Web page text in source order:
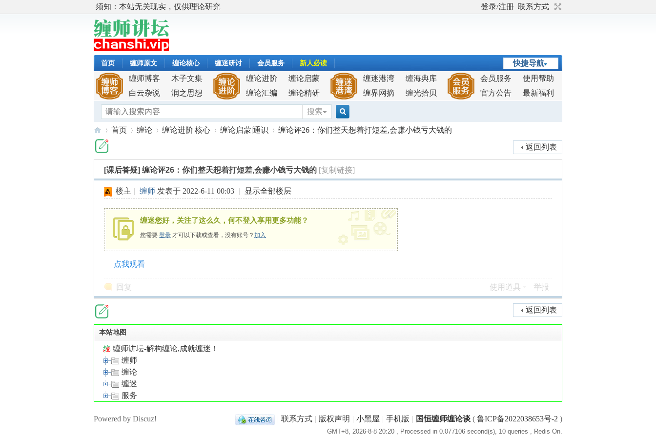
须知：本站无关现实，仅供理论研究 登录/注册 联系方式
快捷导航
首页 缠师原文 缠论核心 缠迷研讨 会员服务 新人必读
缠师博客
木子文集
白云杂说
润之思想
缠论进阶
缠论启蒙
缠论汇编
缠论精研
缠迷港湾
缠海典库
缠界网摘
缠光拾贝
会员服务
使用帮助
官方公告
最新福利
搜索
搜
索
首页
›
缠论
›
缠论进阶|核心
›
缠论启蒙|通识
›
缠论评26：你们整天想着打短差,会赚小钱亏大钱的
返回列表
[课后答疑] 缠论评26：你们整天想着打短差,会赚小钱亏大钱的 [复制链接]
楼主 | 缠师 发表于 2022-6-11 00:03 | 显示全部楼层
缠迷您好，关注了这么久，何不登入享用更多功能？
您需要 登录 才可以下载或查看，没有账号？ 加入
x
点我观看
回复 使用道具 举报
返回列表
本站地图
缠师讲坛-解构缠论,成就缠迷！
缠师
缠论
缠迷
服务
| 联系方式 | 版权声明 | 小黑屋 | 手机版 | 国恒缠师缠论谈 ( 鲁ICP备2022038653号-2 )
GMT+8, 2026-8-8 20:20 , Processed in 0.077106 second(s), 10 queries , Redis On.
Powered by Discuz!